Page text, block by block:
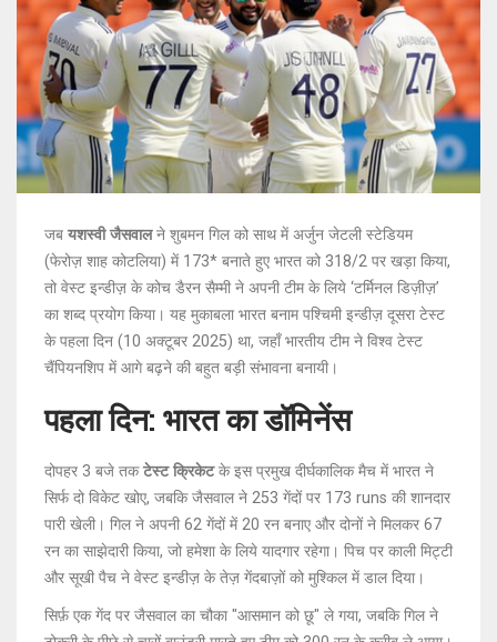
जब यशस्वी जैसवालने शुबमन गिलको साथ मेंअर्जुन जेटली स्टेडियम
(फेरोज़ शाह कोटलिया) में 173* बनाते हुए भारत को 318/2 पर खड़ा किया,
तो वेस्ट इन्डीज़ के कोच डैरन सैम्मी ने अपनी टीम के लिये ‘टर्मिनल डिज़ीज़’
का शब्द प्रयोग किया। यह मुकाबला भारत बनाम पश्चिमी इन्डीज़ दूसरा टेस्ट
के पहला दिन (10 अक्टूबर 2025) था, जहाँ भारतीय टीम ने विश्व टेस्ट
चैंपियनशिप में आगे बढ़ने की बहुत बड़ी संभावना बनायी।
पहला दिन: भारत का डॉमिनेंस
दोपहर 3 बजे तकटेस्ट क्रिकेटके इस प्रमुख दीर्घकालिक मैच में भारत ने
सिर्फ दो विकेट खोए, जबकि जैसवाल ने 253 गेंदों पर 173 runs की शानदार
पारी खेली। गिल ने अपनी 62 गेंदों में 20 रन बनाए और दोनों ने मिलकर 67
रन का साझेदारी किया, जो हमेशा के लिये यादगार रहेगा। पिच पर काली मिट्टी
और सूखी पैच ने वेस्ट इन्डीज़ के तेज़ गेंदबाज़ों को मुश्किल में डाल दिया।
सिर्फ़ एक गेंद पर जैसवाल का चौका "आसमान को छू" ले गया, जबकि गिल ने